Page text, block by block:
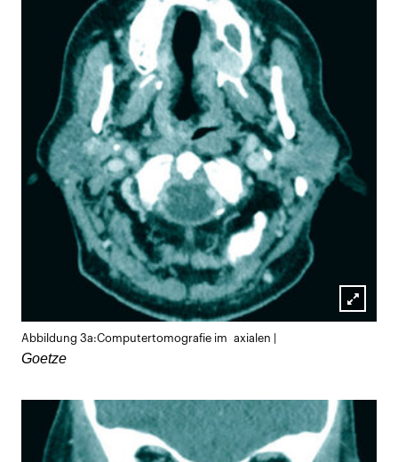
Abbildung 3a:Computertomografie im axialen |
Goetze